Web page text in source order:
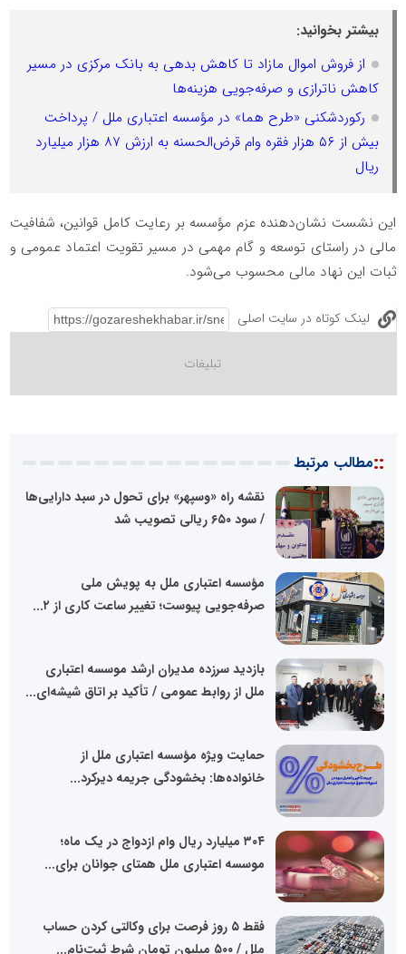
بیشتر بخوانید:
از فروش اموال مازاد تا کاهش بدهی به بانک مرکزی در مسیر
کاهش ناترازی و صرفه‌جویی هزینه‌ها
رکوردشکنی «طرح هما» در مؤسسه اعتباری ملل / پرداخت
بیش از ۵۶ هزار فقره وام قرض‌الحسنه به ارزش ۸۷ هزار میلیارد
ریال
این نشست نشان‌دهنده عزم مؤسسه بر رعایت کامل قوانین، شفافیت
مالی در راستای توسعه و گام مهمی در مسیر تقویت اعتماد عمومی و
ثبات این نهاد مالی محسوب می‌شود.
لینک کوتاه در سایت اصلی
::مطالب مرتبط
نقشه راه «وسپهر» برای تحول در سبد دارایی‌ها
/ سود ۶۵۰ ریالی تصویب شد
مؤسسه اعتباری ملل به پویش ملی
صرفه‌جویی پیوست؛ تغییر ساعت کاری از ۲...
بازدید سرزده مدیران ارشد موسسه اعتباری
ملل از روابط عمومی / تأکید بر اتاق شیشه‌ای...
حمایت ویژه مؤسسه اعتباری ملل از
خانواده‌ها: بخشودگی جریمه دیرکرد...
۳۰۴ میلیارد ریال وام ازدواج در یک ماه؛
موسسه اعتباری ملل همتای جوانان برای...
فقط ۵ روز فرصت برای وکالتی کردن حساب
ملل / ۵۰۰ میلیون تومان شرط ثبت‌نام...